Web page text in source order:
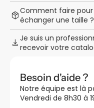
Besoin d'aide ?
Notre équipe est là
Vendredi de 8h30 à
package_2Comment faire
échanger une taille ?
download Je suis un
recevoir votre